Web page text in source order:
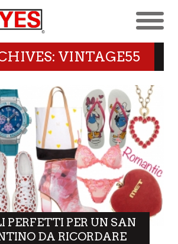
VINTAGE55
PERFETTI PER UN SAN
DA RICORDARE